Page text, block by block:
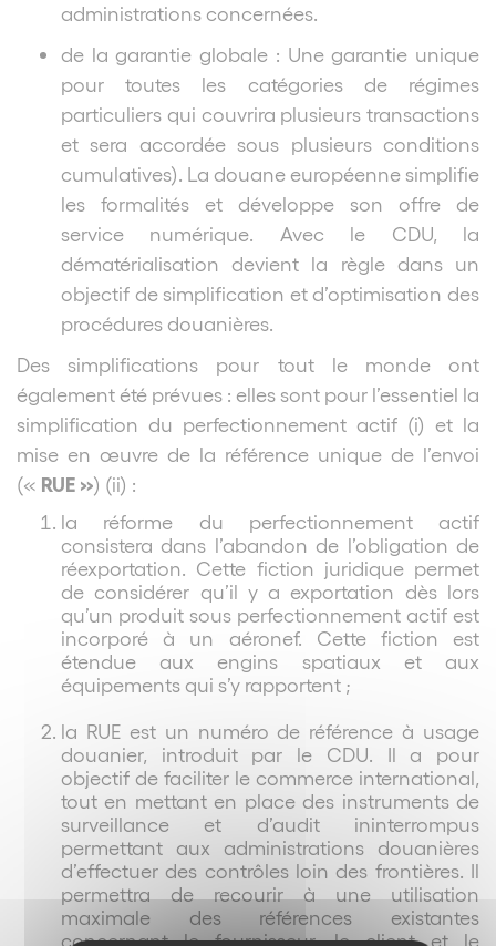
administrations concernées.
de la garantie globale : Une garantie unique
pour toutes les catégories de régimes
particuliers qui couvrira plusieurs transactions
et sera accordée sous plusieurs conditions
cumulatives). La douane européenne simplifie
les formalités et développe son offre de
service numérique. Avec le CDU, la
dématérialisation devient la règle dans un
objectif de simplification et d’optimisation des
procédures douanières.
Des simplifications pour tout le monde ont
également été prévues : elles sont pour l’essentiel la
simplification du perfectionnement actif (i) et la
mise en œuvre de la référence unique de l’envoi
(« RUE ») (ii) :
la réforme du perfectionnement actif
consistera dans l’abandon de l’obligation de
réexportation. Cette fiction juridique permet
de considérer qu’il y a exportation dès lors
qu’un produit sous perfectionnement actif est
incorporé à un aéronef. Cette fiction est
étendue aux engins spatiaux et aux
équipements qui s’y rapportent ;
la RUE est un numéro de référence à usage
douanier, introduit par le CDU. Il a pour
objectif de faciliter le commerce international,
tout en mettant en place des instruments de
surveillance et d’audit ininterrompus
permettant aux administrations douanières
d’effectuer des contrôles loin des frontières. Il
permettra de recourir à une utilisation
maximale des références existantes
concernant le fournisseur, le client et le